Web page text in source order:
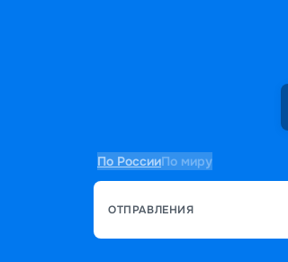
По РоссииПо миру
ОТПРАВЛЕНИЯ